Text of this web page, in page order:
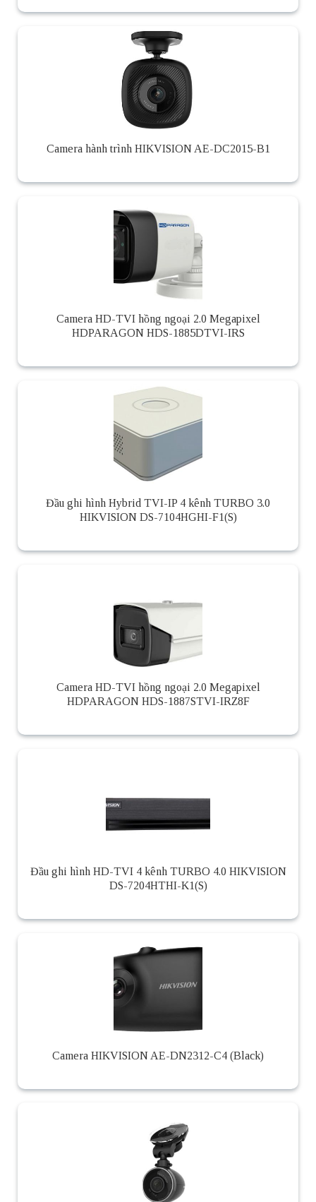
Camera hành trình HIKVISION AE-DC2015-B1
Camera HD-TVI hồng ngoại 2.0 Megapixel
HDPARAGON HDS-1885DTVI-IRS
Đầu ghi hình Hybrid TVI-IP 4 kênh TURBO 3.0
HIKVISION DS-7104HGHI-F1(S)
Camera HD-TVI hồng ngoại 2.0 Megapixel
HDPARAGON HDS-1887STVI-IRZ8F
Đầu ghi hình HD-TVI 4 kênh TURBO 4.0 HIKVISION
DS-7204HTHI-K1(S)
Camera HIKVISION AE-DN2312-C4 (Black)